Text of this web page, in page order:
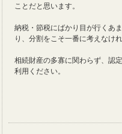
ことだと思います。
納税・節税にばかり目が行くあ
り、分割をこそ一番に考えなけ
相続財産の多寡に関わらず、認
利用ください。